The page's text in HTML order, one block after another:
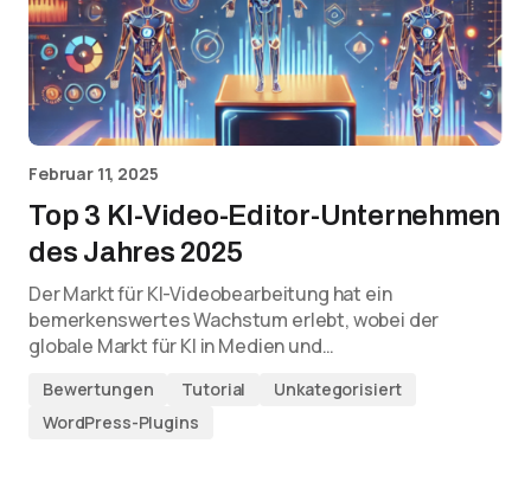
Februar 11, 2025
Top 3 KI-Video-Editor-Unternehmen
des Jahres 2025
Der Markt für KI-Videobearbeitung hat ein
bemerkenswertes Wachstum erlebt, wobei der
globale Markt für KI in Medien und…
Bewertungen Tutorial
Unkategorisiert
WordPress-Plugins